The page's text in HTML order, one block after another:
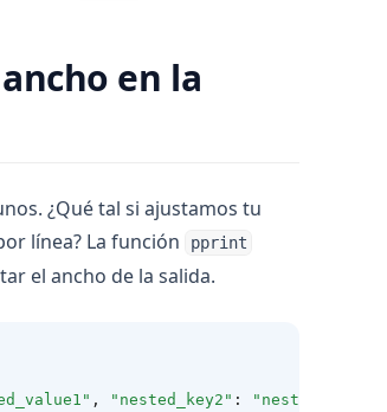
en la
¿Qué tal si ajustamos tu
línea? La función
pprint
el ancho de la salida.
, "nested_key2" : "nested_value2"